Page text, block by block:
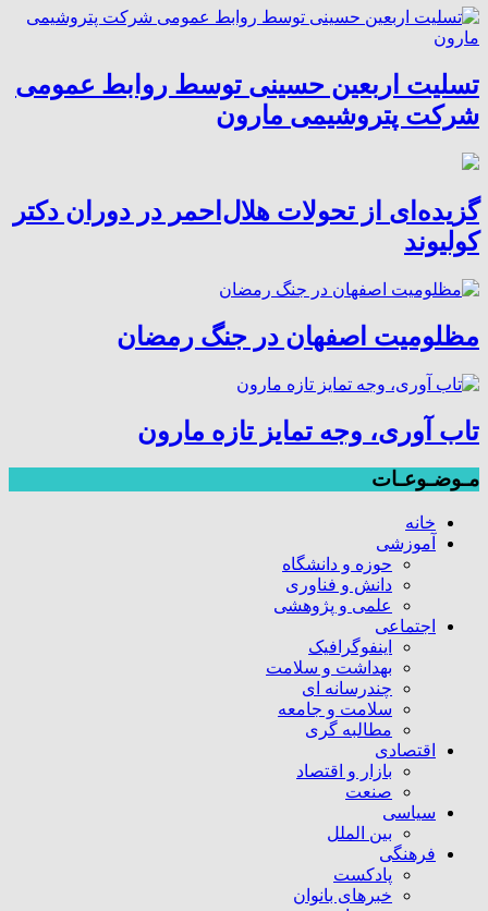
تسلیت اربعین حسینی توسط روابط عمومی
شرکت پتروشیمی مارون
گزیده‌ای از تحولات هلال‌احمر در دوران دکتر
کولیوند
مظلومیت اصفهان در جنگ رمضان
تاب آوری، وجه تمایز تازه مارون
مـوضـوعـات
خانه
آموزشی
حوزه و دانشگاه
دانش و فناوری
علمی و پژوهشی
اجتماعی
اینفوگرافیک
بهداشت و سلامت
چندرسانه ای
سلامت و جامعه
مطالبه گری
اقتصادی
بازار و اقتصاد
صنعت
سیاسی
بین الملل
فرهنگی
پادکست
خبرهای بانوان